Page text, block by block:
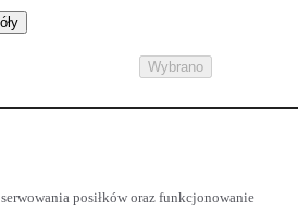
Wybrano
posiłków oraz funkcjonowanie